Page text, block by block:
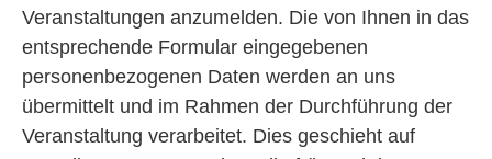
Veranstaltungen anzumelden. Die von Ihnen in das
entsprechende Formular eingegebenen
personenbezogenen Daten werden an uns
übermittelt und im Rahmen der Durchführung der
Veranstaltung verarbeitet. Dies geschieht auf